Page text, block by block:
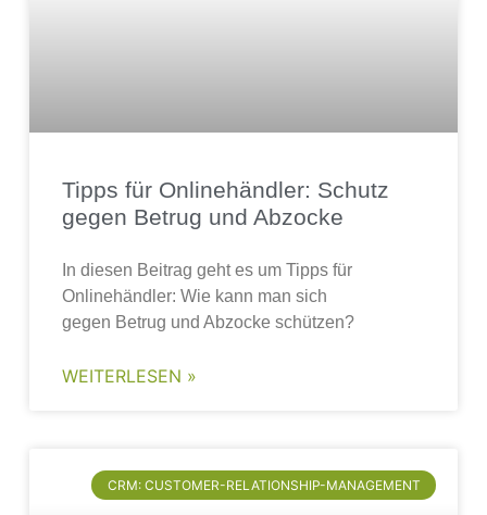
Tipps für Onlinehändler: Schutz
gegen Betrug und Abzocke
In diesen Beitrag geht es um Tipps für
Onlinehändler: Wie kann man sich
gegen Betrug und Abzocke schützen?
WEITERLESEN »
CRM: CUSTOMER-RELATIONSHIP-MANAGEMENT